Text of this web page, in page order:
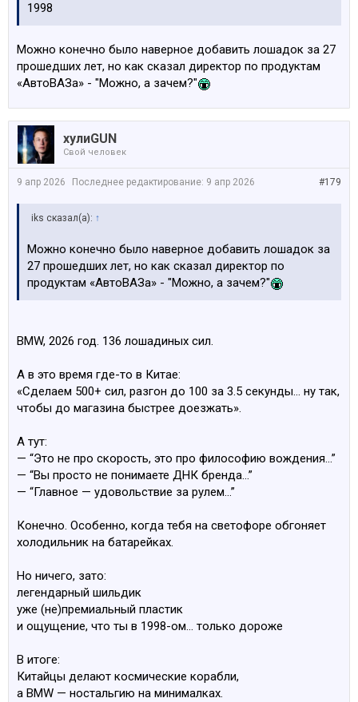
1998
Можно конечно было наверное добавить лошадок за 27
прошедших лет, но как сказал директор по продуктам
«АвтоВАЗа» - "Можно, а зачем?"
хулиGUN
Свой человек
#179
9 апр 2026 Последнее редактирование: 9 апр 2026
iks сказал(а): ↑
Можно конечно было наверное добавить лошадок за
27 прошедших лет, но как сказал директор по
продуктам «АвтоВАЗа» - "Можно, а зачем?"
BMW, 2026 год. 136 лошадиных сил.
А в это время где-то в Китае:
«Сделаем 500+ сил, разгон до 100 за 3.5 секунды… ну так,
чтобы до магазина быстрее доезжать».
А тут:
— “Это не про скорость, это про философию вождения…”
— “Вы просто не понимаете ДНК бренда…”
— “Главное — удовольствие за рулем…”
Конечно. Особенно, когда тебя на светофоре обгоняет
холодильник на батарейках.
Но ничего, зато:
легендарный шильдик
уже (не)премиальный пластик
и ощущение, что ты в 1998-ом… только дороже
В итоге:
Китайцы делают космические корабли,
а BMW — ностальгию на минималках.